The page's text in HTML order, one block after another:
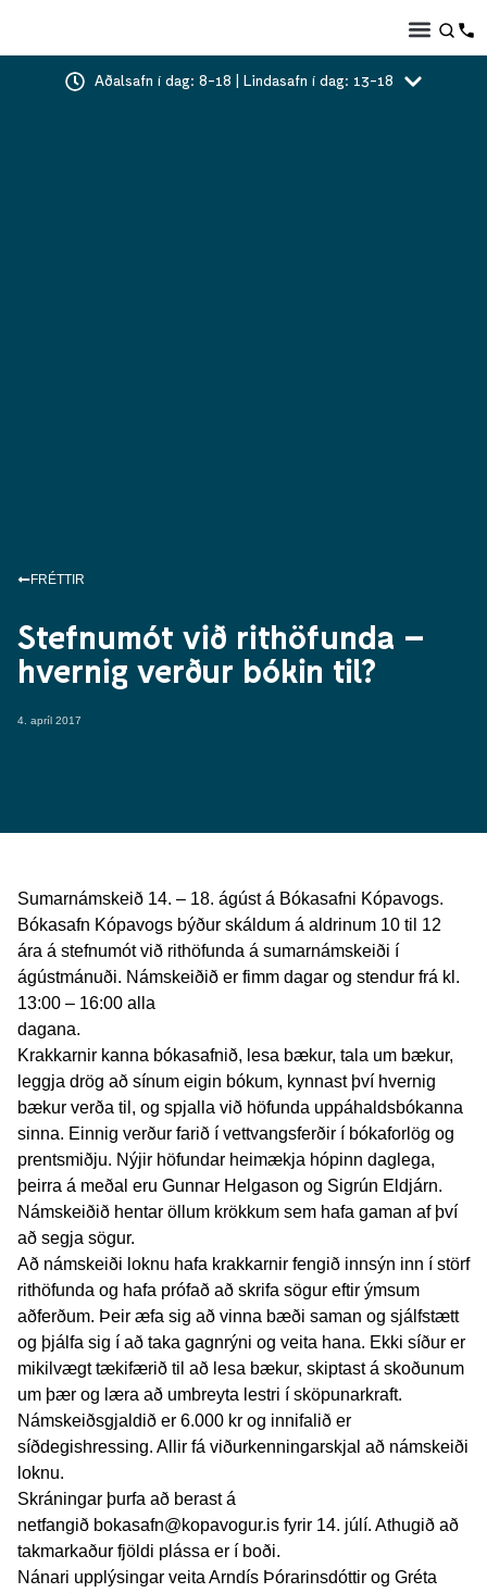
Aðalsafn í dag: 8-18 | Lindasafn í dag: 13-18
FRÉTTIR
Stefnumót við rithöfunda –
hvernig verður bókin til?
4. apríl 2017
Sumarnámskeið 14. – 18. ágúst á Bókasafni Kópavogs.
Bókasafn Kópavogs býður skáldum á aldrinum 10 til 12
ára á stefnumót við rithöfunda á sumarnámskeiði í
ágústmánuði. Námskeiðið er fimm dagar og stendur frá kl.
13:00 – 16:00 alla
dagana.
Krakkarnir kanna bókasafnið, lesa bækur, tala um bækur,
leggja drög að sínum eigin bókum, kynnast því hvernig
bækur verða til, og spjalla við höfunda uppáhaldsbókanna
sinna. Einnig verður farið í vettvangsferðir í bókaforlög og
prentsmiðju. Nýjir höfundar heimækja hópinn daglega,
þeirra á meðal eru Gunnar Helgason og Sigrún Eldjárn.
Námskeiðið hentar öllum krökkum sem hafa gaman af því
að segja sögur.
Að námskeiði loknu hafa krakkarnir fengið innsýn inn í störf
rithöfunda og hafa prófað að skrifa sögur eftir ýmsum
aðferðum. Þeir æfa sig að vinna bæði saman og sjálfstætt
og þjálfa sig í að taka gagnrýni og veita hana. Ekki síður er
mikilvægt tækifærið til að lesa bækur, skiptast á skoðunum
um þær og læra að umbreyta lestri í sköpunarkraft.
Námskeiðsgjaldið er 6.000 kr og innifalið er
síðdegishressing. Allir fá viðurkenningarskjal að námskeiði
loknu.
Skráningar þurfa að berast á
netfangið bokasafn@kopavogur.is fyrir 14. júlí. Athugið að
takmarkaður fjöldi plássa er í boði.
Nánari upplýsingar veita Arndís Þórarinsdóttir og Gréta